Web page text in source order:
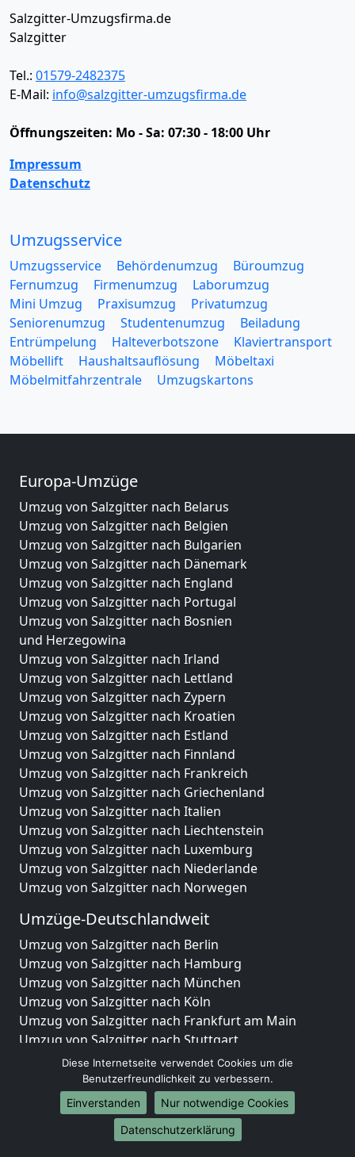
Salzgitter-Umzugsfirma.de
Salzgitter
Tel.: 01579-2482375
E-Mail: info@salzgitter-umzugsfirma.de
Öffnungszeiten: Mo - Sa: 07:30 - 18:00 Uhr
Impressum
Datenschutz
Umzugsservice
Umzugsservice Behördenumzug
Büroumzug
Fernumzug
Firmenumzug
Laborumzug
Mini Umzug
Praxisumzug
Privatumzug
Seniorenumzug
Studentenumzug
Beiladung
Entrümpelung
Halteverbotszone
Klaviertransport
Möbellift
Haushaltsauflösung
Möbeltaxi
Möbelmitfahrzentrale
Umzugskartons
Europa-Umzüge
Umzug von Salzgitter nach Belarus
Umzug von Salzgitter nach Belgien
Umzug von Salzgitter nach Bulgarien
Umzug von Salzgitter nach Dänemark
Umzug von Salzgitter nach England
Umzug von Salzgitter nach Portugal
Umzug von Salzgitter nach Bosnien
und Herzegowina
Umzug von Salzgitter nach Irland
Umzug von Salzgitter nach Lettland
Umzug von Salzgitter nach Zypern
Umzug von Salzgitter nach Kroatien
Umzug von Salzgitter nach Estland
Umzug von Salzgitter nach Finnland
Umzug von Salzgitter nach Frankreich
Umzug von Salzgitter nach Griechenland
Umzug von Salzgitter nach Italien
Umzug von Salzgitter nach Liechtenstein
Umzug von Salzgitter nach Luxemburg
Umzug von Salzgitter nach Niederlande
Umzug von Salzgitter nach Norwegen
Umzüge-Deutschlandweit
Umzug von Salzgitter nach Berlin
Umzug von Salzgitter nach Hamburg
Umzug von Salzgitter nach München
Umzug von Salzgitter nach Köln
Umzug von Salzgitter nach Frankfurt am Main
Umzug von Salzgitter nach Stuttgart
Umzug von Salzgitter nach Düsseldorf
Umzug von Salzgitter nach Leipzig
Umzug von Salzgitter nach Dortmund
Umzug von Salzgitter nach Essen
Umzug von Salzgitter nach Bremen
Diese Internetseite verwendet Cookies um die
Benutzerfreundlichkeit zu verbessern.
Einverstanden
Nur notwendige Cookies
Datenschutzerklärung